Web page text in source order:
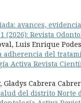
avances,
(2026): Revista
Luis Enrique
adherencia del
Activa Revista
Gladys Cabrera
del distrito Norte